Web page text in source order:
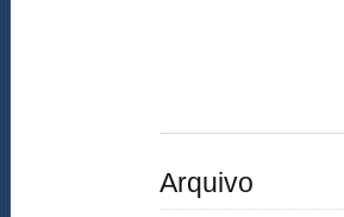
Arquivo